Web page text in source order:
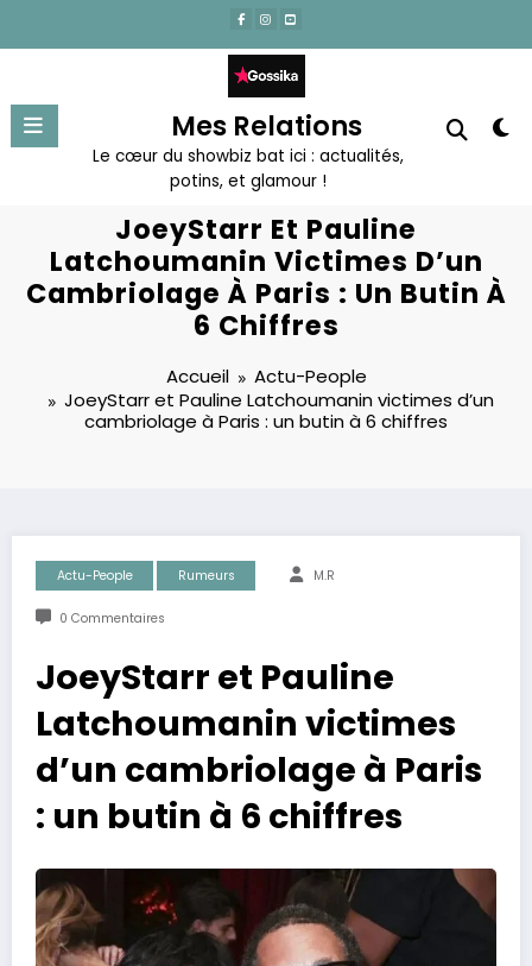
contenu
Mes Relations
Le cœur du showbiz bat ici : actualités,
potins, et glamour !
JoeyStarr Et Pauline
Latchoumanin Victimes D’un
Cambriolage À Paris : Un Butin À
6 Chiffres
Accueil
Actu-People
JoeyStarr et Pauline Latchoumanin victimes d’un
cambriolage à Paris : un butin à 6 chiffres
Actu-People Rumeurs M.R
0 Commentaires
JoeyStarr et Pauline
Latchoumanin victimes
d’un cambriolage à Paris
: un butin à 6 chiffres